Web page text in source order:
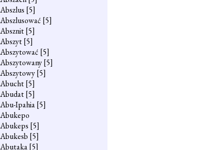
Abszlus [5]
Abszlusować [5]
Absznit[5]
Abszyt[5]
Abszytować [5]
Abszytowany[5]
Abszytowy[5]
Abucht[5]
Abudat[5]
Abu-Ipahia[5]
Abukepo
Abukeps [5]
Abukesb [5]
Abutaka[5]